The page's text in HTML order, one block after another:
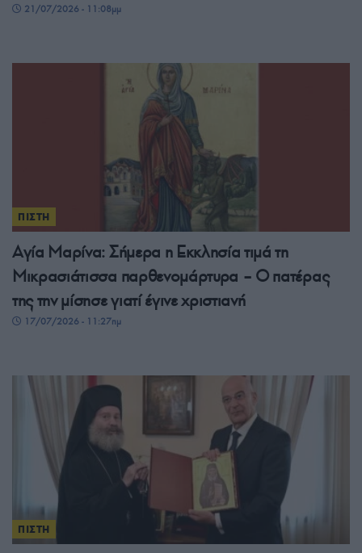
21/07/2026 - 11:08μμ
ΠΙΣΤΗ
Αγία Μαρίνα: Σήμερα η Εκκλησία τιμά τη
Μικρασιάτισσα παρθενομάρτυρα – Ο πατέρας
της την μίσησε γιατί έγινε χριστιανή
17/07/2026 - 11:27πμ
ΠΙΣΤΗ